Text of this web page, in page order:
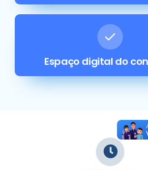
Espaço digital do